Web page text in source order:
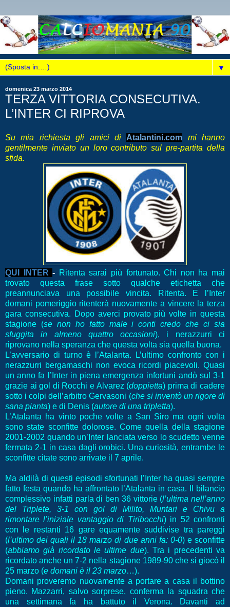
▼
domenica 23 marzo 2014
TERZA VITTORIA CONSECUTIVA.
L’INTER CI RIPROVA
Su mia richiesta gli amici diAtalantini.com mi hanno
gentilmente inviato un loro contributo sul pre-partita della
sfida.
QUI INTER- Ritenta sarai più fortunato. Chi non ha mai
trovato questa frase sotto qualche etichetta che
preannunciava una possibile vincita. Ritenta. E l’Inter
domani pomeriggio ritenterà nuovamente a vincere la terza
gara consecutiva. Dopo averci provato più volte in questa
stagione (se non ho fatto male i conti credo che ci sia
sfuggita in almeno quattro occasioni), i nerazzurri ci
riprovano nella speranza che questa volta sia quella buona.
L’avversario di turno è l’Atalanta. L’ultimo confronto con i
nerazzurri bergamaschi non evoca ricordi piacevoli. Quasi
un anno fa l’Inter in piena emergenza infortuni andò sul 3-1
grazie ai gol di Rocchi e Alvarez (doppietta) prima di cadere
sotto i colpi dell’arbitro Gervasoni (che si inventò un rigore di
sana pianta) e di Denis (autore di una tripletta).
L’Atalanta ha vinto poche volte a San Siro ma ogni volta
sono state sconfitte dolorose. Come quella della stagione
2001-2002 quando un’Inter lanciata verso lo scudetto venne
fermata 2-1 in casa dagli orobici. Una curiosità, entrambe le
sconfitte citate sono arrivate il 7 aprile.
Ma aldilà di questi episodi sfortunati l’Inter ha quasi sempre
fatto festa quando ha affrontato l’Atalanta in casa. Il bilancio
complessivo infatti parla di ben 36 vittorie (l’ultima nell’anno
del Triplete, 3-1 con gol di Milito, Muntari e Chivu a
rimontare l’iniziale vantaggio di Tiribocchi) in 52 confronti
con le restanti 16 gare equamente suddivise tra pareggi
(l’ultimo dei quali il 18 marzo di due anni fa: 0-0) e sconfitte
(abbiamo già ricordato le ultime due). Tra i precedenti va
ricordato anche un 7-2 nella stagione 1989-90 che si giocò il
25 marzo (e domani è il 23 marzo…).
Domani proveremo nuovamente a portare a casa il bottino
pieno. Mazzarri, salvo sorprese, conferma la squadra che
una settimana fa ha battuto il Verona. Davanti ad